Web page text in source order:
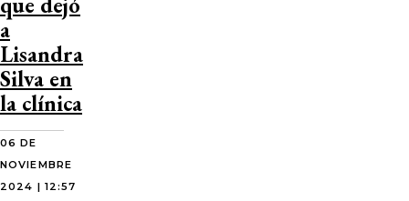
a
Lisandra
Silva en
la clínica
06 DE
NOVIEMBRE
2024 | 12:57